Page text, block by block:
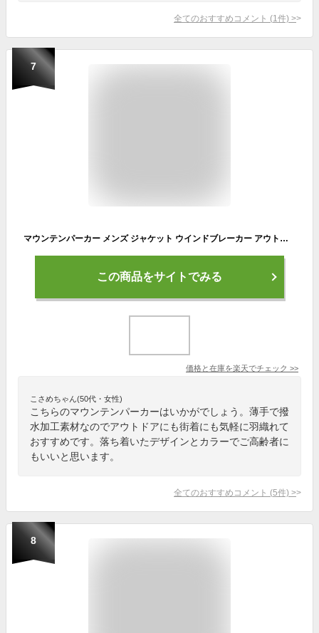
全てのおすすめコメント (1 件) >
7
マウンテンパーカー メンズ ジャケット ウインドブレーカー アウトドア アウター 撥水加工 薄手 春服 春秋ウェア
この商品をサイトでみる
価格と在庫を楽天でチェック >>
こさめちゃん(50代・女性)
こちらのマウンテンパーカーはいかがでしょう。薄手で撥
水加工素材なのでアウトドアにも街着にも気軽に羽織れて
おすすめです。落ち着いたデザインとカラーでご高齢者に
もいいと思います。
全てのおすすめコメント (5件) >
8